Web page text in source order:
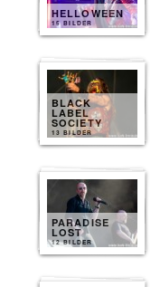
HELLOWEEN
15 BILDER
BLACK
LABEL
SOCIETY
13 BILDER
PARADISE
LOST
12 BILDER